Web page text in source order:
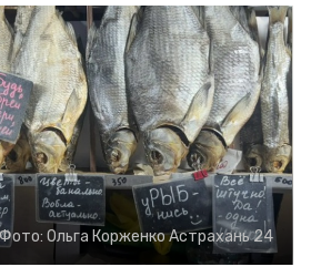
Фото: Ольга КорженкоАстрахань 24